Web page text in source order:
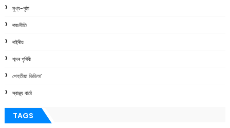
মুখ্য-পৃষ্ঠা
ৰাজনীতি
ৰাষ্ট্ৰীয়
শব্দৰ পৃথিবী
শেহতীয়া ভিডিঅ’
স্বাস্থ্য বাৰ্তা
TAGS